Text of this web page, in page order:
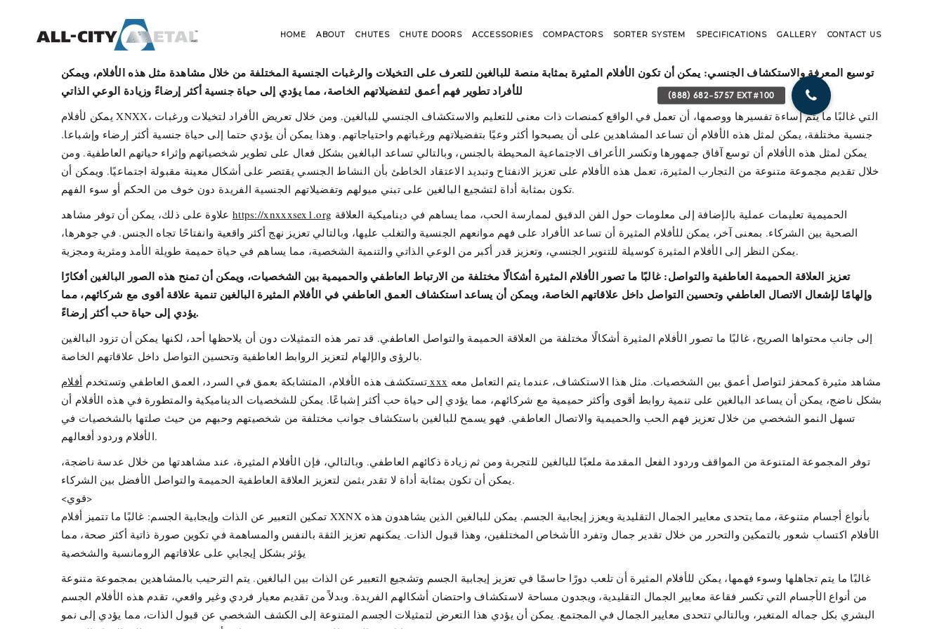
HOME ABOUT CHUTES CHUTE DOORS ACCESSORIES COMPACTORS SORTER SYSTEM SPECIFICATIONS GALLERY CONTACT US
توسيع المعرفة والاستكشاف الجنسي: يمكن أن تكون الأفلام المثيرة بمثابة منصة للبالغين للتعرف على التخيلات والرغبات الجنسية المختلفة من خلال مشاهدة مثل هذه الأفلام، ويمكن
للأفراد تطوير فهم أعمق لتفضيلاتهم الخاصة، مما يؤدي إلى حياة جنسية أكثر إرضاءً وزيادة الوعي الذاتي
يمكن لأفلام XNXX، التي غالبًا ما يتم إساءة تفسيرها ووصمها، أن تعمل في الواقع كمنصات ذات معنى للتعليم والاستكشاف الجنسي للبالغين. ومن خلال تعريض الأفراد لتخيلات ورغبات
جنسية مختلفة، يمكن لمثل هذه الأفلام أن تساعد المشاهدين على أن يصبحوا أكثر وعيًا بتفضيلاتهم ورغباتهم واحتياجاتهم. وهذا يمكن أن يؤدي حتما إلى حياة جنسية أكثر إرضاء وإشباعا.
يمكن لمثل هذه الأفلام أن توسع آفاق جمهورها وتكسر الأعراف الاجتماعية المحيطة بالجنس، وبالتالي تساعد البالغين بشكل فعال على تطوير شخصياتهم وإثراء حياتهم العاطفية. ومن
خلال تقديم مجموعة متنوعة من التجارب المثيرة، تعمل هذه الأفلام على تعزيز الانفتاح وتبديد الاعتقاد الخاطئ بأن النشاط الجنسي يقتصر على أشكال معينة مقبولة اجتماعيًا. ويمكن أن
تكون بمثابة أداة لتشجيع البالغين على تبني ميولهم وتفضيلاتهم الجنسية الفريدة دون خوف من الحكم أو سوء الفهم.
https://xnxxxsex1.org
الصحية بين الشركاء. بمعنى آخر، يمكن للأفلام المثيرة أن تساعد الأفراد على فهم موانعهم الجنسية والتغلب عليها، وبالتالي تعزيز نهج أكثر واقعية وانفتاحًا تجاه الجنس. في جوهرها،
يمكن النظر إلى الأفلام المثيرة كوسيلة للتنوير الجنسي، وتعزيز قدر أكبر من الوعي الذاتي والتنمية الشخصية، مما يساهم في حياة حميمة طويلة الأمد ومثرية ومجزية.
تعزيز العلاقة الحميمة العاطفية والتواصل: غالبًا ما تصور الأفلام المثيرة أشكالًا مختلفة من الارتباط العاطفي والحميمية بين الشخصيات، ويمكن أن تمنح هذه الصور البالغين أفكارًا
وإلهامًا لإشعال الاتصال العاطفي وتحسين التواصل داخل علاقاتهم الخاصة، ويمكن أن يساعد استكشاف العمق العاطفي في الأفلام المثيرة البالغين تنمية علاقة أقوى مع شركائهم، مما
يؤدي إلى حياة حب أكثر إرضاءً.
إلى جانب محتواها الصريح، غالبًا ما تصور الأفلام المثيرة أشكالًا مختلفة من العلاقة الحميمة والتواصل العاطفي. قد تمر هذه التمثيلات دون أن يلاحظها أحد، لكنها يمكن أن تزود البالغين
بالرؤى والإلهام لتعزيز الروابط العاطفية وتحسين التواصل داخل علاقاتهم الخاصة.
تستكشف هذه الأفلام، المتشابكة بعمق في السرد، العمق العاطفي وتستخدم أفلام xxx
بشكل ناضج، يمكن أن يساعد البالغين على تنمية روابط أقوى وأكثر حميمية مع شركائهم، مما يؤدي إلى حياة حب أكثر إشباعًا. يمكن للشخصيات الديناميكية والمتطورة في هذه الأفلام أن
تسهل النمو الشخصي من خلال تعزيز فهم الحب والحميمية والاتصال العاطفي. فهو يسمح للبالغين باستكشاف جوانب مختلفة من شخصيتهم وحبهم من حيث صلتها بالشخصيات في
الأفلام وردود أفعالهم.
توفر المجموعة المتنوعة من المواقف وردود الفعل المقدمة ملعبًا للبالغين للتجربة ومن ثم زيادة ذكائهم العاطفي. وبالتالي، فإن الأفلام المثيرة، عند مشاهدتها من خلال عدسة ناضجة،
يمكن أن تكون بمثابة أداة لا تقدر بثمن لتعزيز العلاقة العاطفية الحميمة والتواصل الأفضل بين الشركاء.
<قوي>
تمكين التعبير عن الذات وإيجابية الجسم: غالبًا ما تتميز أفلام XXNX بأنواع أجسام متنوعة، مما يتحدى معايير الجمال التقليدية ويعزز إيجابية الجسم. يمكن للبالغين الذين يشاهدون هذه
الأفلام اكتساب شعور بالتمكين والتحرر من خلال تقدير جمال وتفرد الأشخاص المختلفين، وهذا قبول الذات. يمكنهم تعزيز الثقة بالنفس والمساهمة في تكوين صورة ذاتية أكثر صحة، مما
يؤثر بشكل إيجابي على علاقاتهم الرومانسية والشخصية
غالبًا ما يتم تجاهلها وسوء فهمها، يمكن للأفلام المثيرة أن تلعب دورًا حاسمًا في تعزيز إيجابية الجسم وتشجيع التعبير عن الذات بين البالغين. يتم الترحيب بالمشاهدين بمجموعة متنوعة
من أنواع الأجسام التي تكسر فقاعة معايير الجمال التقليدية، ويجدون مساحة لاستكشاف واحتضان أشكالهم الفريدة. وبدلاً من تقديم معيار فردي وغير واقعي، تقدم هذه الأفلام الجسم
البشري بكل جماله المتغير، وبالتالي تتحدى معايير الجمال في المجتمع. يمكن أن يؤدي هذا التعرض لتمثيلات الجسم المتنوعة إلى الكشف الشخصي عن قبول الذات، مما يؤدي إلى نمو